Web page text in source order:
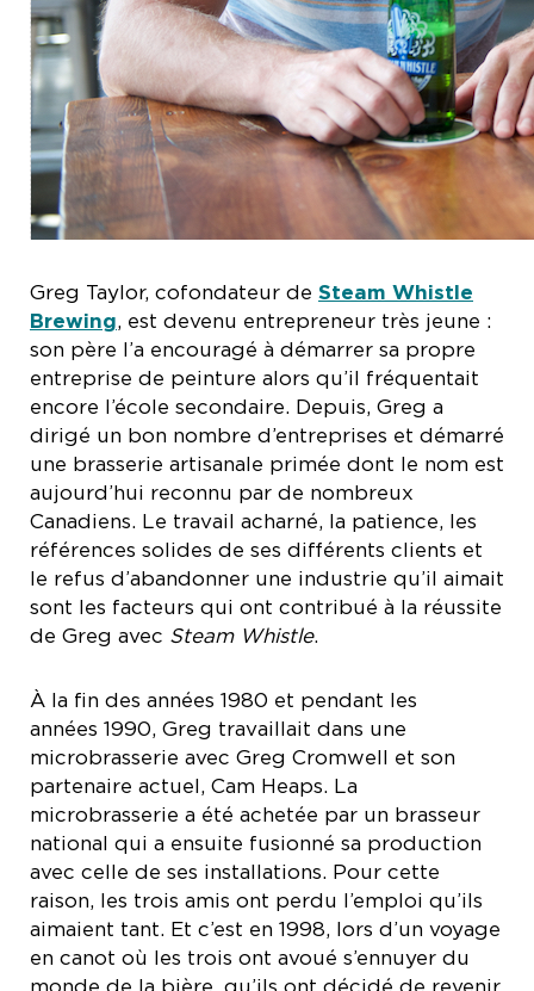
Greg Taylor, cofondateur de Steam Whistle
Brewing, est devenu entrepreneur très jeune :
son père l’a encouragé à démarrer sa propre
entreprise de peinture alors qu’il fréquentait
encore l’école secondaire. Depuis, Greg a
dirigé un bon nombre d’entreprises et démarré
une brasserie artisanale primée dont le nom est
aujourd’hui reconnu par de nombreux
Canadiens. Le travail acharné, la patience, les
références solides de ses différents clients et
le refus d’abandonner une industrie qu’il aimait
sont les facteurs qui ont contribué à la réussite
de Greg avec Steam Whistle.
À la fin des années 1980 et pendant les
années 1990, Greg travaillait dans une
microbrasserie avec Greg Cromwell et son
partenaire actuel, Cam Heaps. La
microbrasserie a été achetée par un brasseur
national qui a ensuite fusionné sa production
avec celle de ses installations. Pour cette
raison, les trois amis ont perdu l’emploi qu’ils
aimaient tant. Et c’est en 1998, lors d’un voyage
en canot où les trois ont avoué s’ennuyer du